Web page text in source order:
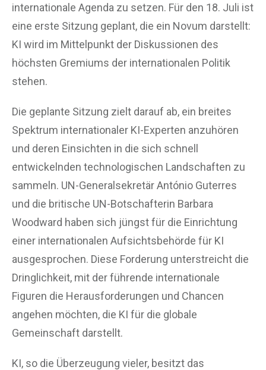
internationale Agenda zu setzen. Für den 18. Juli ist
eine erste Sitzung geplant, die ein Novum darstellt:
KI wird im Mittelpunkt der Diskussionen des
höchsten Gremiums der internationalen Politik
stehen.
Die geplante Sitzung zielt darauf ab, ein breites
Spektrum internationaler KI-Experten anzuhören
und deren Einsichten in die sich schnell
entwickelnden technologischen Landschaften zu
sammeln. UN-Generalsekretär António Guterres
und die britische UN-Botschafterin Barbara
Woodward haben sich jüngst für die Einrichtung
einer internationalen Aufsichtsbehörde für KI
ausgesprochen. Diese Forderung unterstreicht die
Dringlichkeit, mit der führende internationale
Figuren die Herausforderungen und Chancen
angehen möchten, die KI für die globale
Gemeinschaft darstellt.
KI, so die Überzeugung vieler, besitzt das